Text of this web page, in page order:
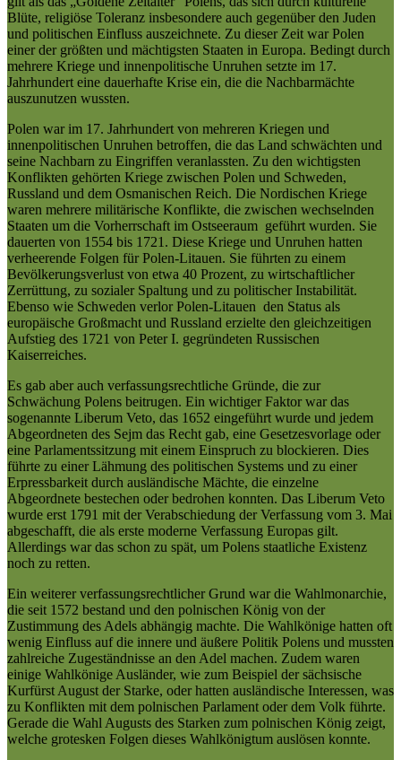
Blüte, religiöse Toleranz insbesondere auch gegenüber den Juden
und politischen Einfluss auszeichnete. Zu dieser Zeit war Polen
einer der größten und mächtigsten Staaten in Europa. Bedingt durch
mehrere Kriege und innenpolitische Unruhen setzte im 17.
Jahrhundert eine dauerhafte Krise ein, die die Nachbarmächte
auszunutzen wussten.
Polen war im 17. Jahrhundert von mehreren Kriegen und
innenpolitischen Unruhen betroffen, die das Land schwächten und
seine Nachbarn zu Eingriffen veranlassten. Zu den wichtigsten
Konflikten gehörten Kriege zwischen Polen und Schweden,
Russland und dem Osmanischen Reich. Die Nordischen Kriege
waren mehrere militärische Konflikte, die zwischen wechselnden
Staaten um die Vorherrschaft im Ostseeraum geführt wurden. Sie
dauerten von 1554 bis 1721. Diese Kriege und Unruhen hatten
verheerende Folgen für Polen-Litauen. Sie führten zu einem
Bevölkerungsverlust von etwa 40 Prozent, zu wirtschaftlicher
Zerrüttung, zu sozialer Spaltung und zu politischer Instabilität.
Ebenso wie Schweden verlor Polen-Litauen den Status als
europäische Großmacht und Russland erzielte den gleichzeitigen
Aufstieg des 1721 von Peter I. gegründeten Russischen
Kaiserreiches.
Es gab aber auch verfassungsrechtliche Gründe, die zur
Schwächung Polens beitrugen. Ein wichtiger Faktor war das
sogenannte Liberum Veto, das 1652 eingeführt wurde und jedem
Abgeordneten des Sejm das Recht gab, eine Gesetzesvorlage oder
eine Parlamentssitzung mit einem Einspruch zu blockieren. Dies
führte zu einer Lähmung des politischen Systems und zu einer
Erpressbarkeit durch ausländische Mächte, die einzelne
Abgeordnete bestechen oder bedrohen konnten. Das Liberum Veto
wurde erst 1791 mit der Verabschiedung der Verfassung vom 3. Mai
abgeschafft, die als erste moderne Verfassung Europas gilt.
Allerdings war das schon zu spät, um Polens staatliche Existenz
noch zu retten.
Ein weiterer verfassungsrechtlicher Grund war die Wahlmonarchie,
die seit 1572 bestand und den polnischen König von der
Zustimmung des Adels abhängig machte. Die Wahlkönige hatten oft
wenig Einfluss auf die innere und äußere Politik Polens und mussten
zahlreiche Zugeständnisse an den Adel machen. Zudem waren
einige Wahlkönige Ausländer, wie zum Beispiel der sächsische
Kurfürst August der Starke, oder hatten ausländische Interessen, was
zu Konflikten mit dem polnischen Parlament oder dem Volk führte.
Gerade die Wahl Augusts des Starken zum polnischen König zeigt,
welche grotesken Folgen dieses Wahlkönigtum auslösen konnte.